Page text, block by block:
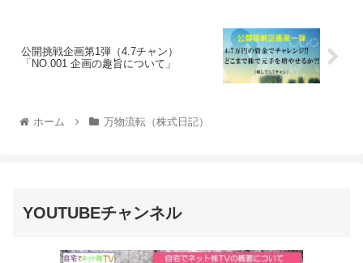
公開挑戦企画第1弾（4.7チャン）
「NO.001 企画の趣旨について」
ホーム 万物流転（株式日記）
YOUTUBEチャンネル